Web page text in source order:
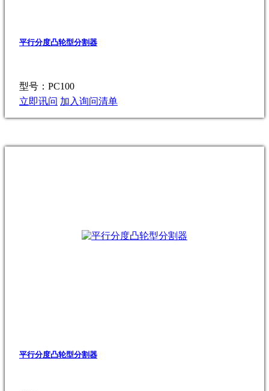
平行分度凸轮型分割器
型号：PC100
立即讯问 加入询问清单
平行分度凸轮型分割器